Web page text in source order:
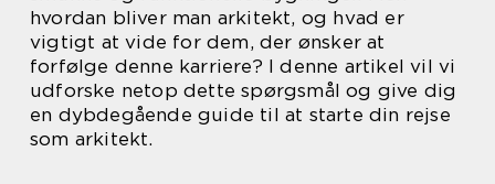
hvordan bliver man arkitekt, og hvad er
vigtigt at vide for dem, der ønsker at
forfølge denne karriere? I denne artikel vil vi
udforske netop dette spørgsmål og give dig
en dybdegående guide til at starte din rejse
som arkitekt.